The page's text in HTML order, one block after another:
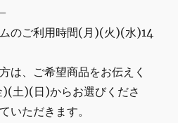
のご利用時間(月)(火)(水)14
は、ご希望商品をお伝えく
土)(日)からお選びくださ
いただきます。